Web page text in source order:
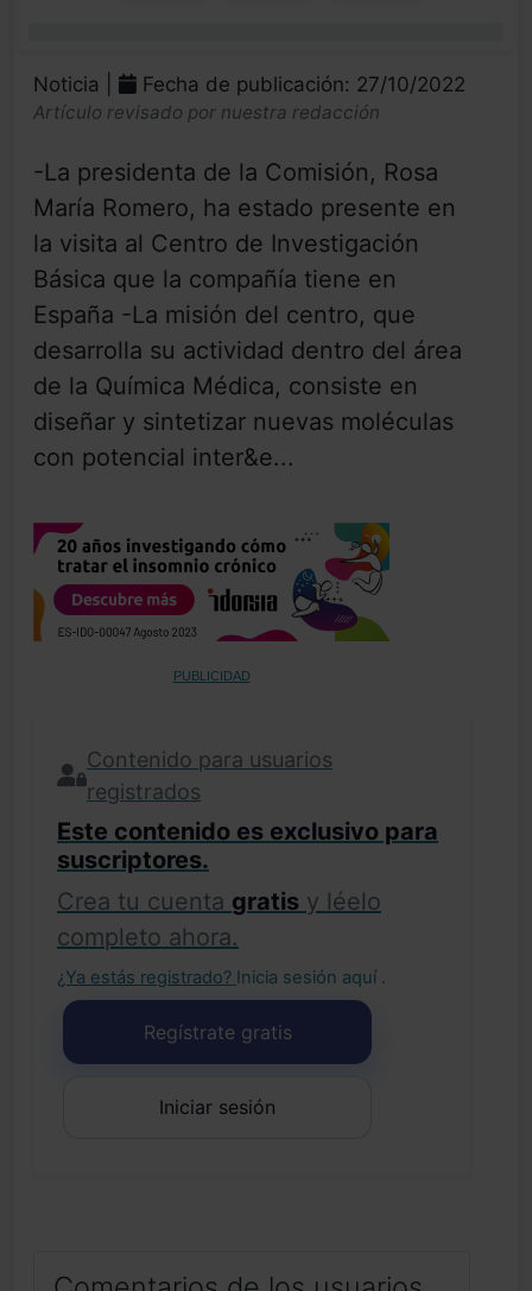
Noticia | Fecha de publicación: 27/10/2022
Artículo revisado por nuestra redacción
-La presidenta de la Comisión, Rosa
María Romero, ha estado presente en
la visita al Centro de Investigación
Básica que la compañía tiene en
España -La misión del centro, que
desarrolla su actividad dentro del área
de la Química Médica, consiste en
diseñar y sintetizar nuevas moléculas
con potencial inter&e...
PUBLICIDAD
Contenido para usuarios
registrados
Este contenido es exclusivo para
suscriptores.
Crea tu cuenta gratis y léelo
completo ahora.
¿Ya estás registrado? Inicia sesión aquí .
Regístrate gratis
Iniciar sesión